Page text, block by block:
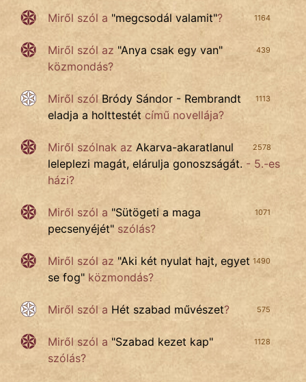
1164
Miről szól a "megcsodál valamit"?
439
Miről szól az "Anya csak egy van"
közmondás?
1113
Miről szól Bródy Sándor - Rembrandt
eladja a holttestét című novellája?
2578
Miről szólnak az Akarva-akaratlanul
leleplezi magát, elárulja gonoszságát. - 5.-es
házi?
1071
Miről szól a "Sütögeti a maga
pecsenyéjét" szólás?
1490
Miről szól az "Aki két nyulat hajt, egyet
se fog" közmondás?
575
Miről szól a Hét szabad művészet?
1128
Miről szól a "Szabad kezet kap"
szólás?